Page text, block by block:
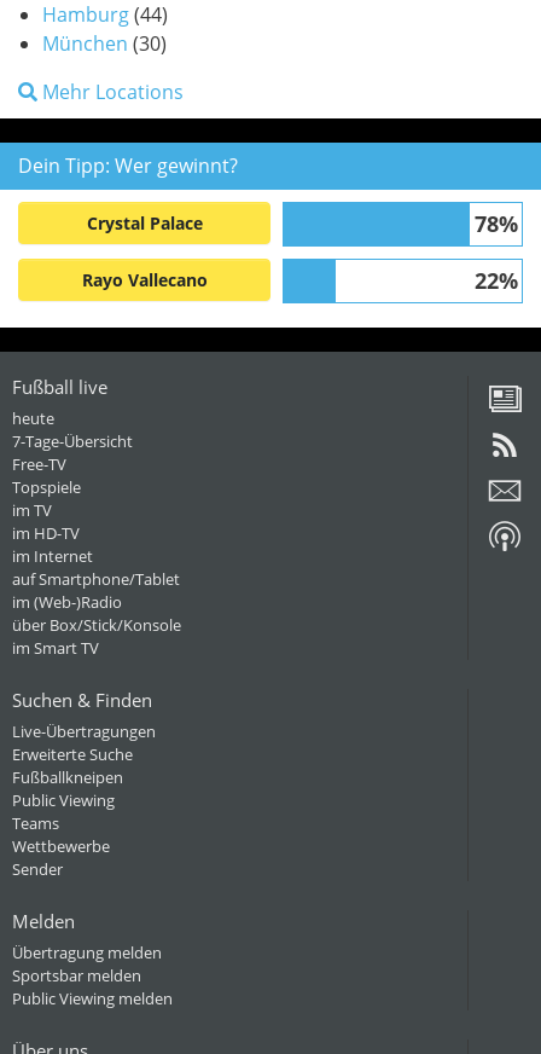
Hamburg(44)
München (30)
Mehr Locations
Dein Tipp: Wer gewinnt?
Crystal Palace 78%
Rayo Vallecano 22%
Fußball live
heute
7-Tage-Übersicht
Free-TV
Topspiele
im TV
im HD-TV
im Internet
auf Smartphone/Tablet
im (Web-)Radio
über Box/Stick/Konsole
im Smart TV
Suchen & Finden
Live-Übertragungen
Erweiterte Suche
Fußballkneipen
Public Viewing
Teams
Wettbewerbe
Sender
Melden
Übertragung melden
Sportsbar melden
Public Viewing melden